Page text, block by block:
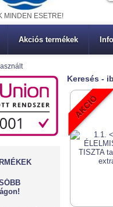
MINDEN ESETRE!
Akciós termékek
Keresés -